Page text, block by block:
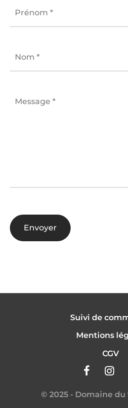
Prénom *
Nom *
Message *
Suivi de
Mentions
CGV
© 2025 - Domaine